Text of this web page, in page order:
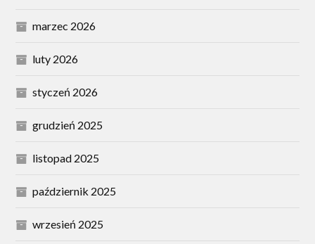
marzec 2026
luty 2026
styczeń 2026
grudzień 2025
listopad 2025
październik 2025
wrzesień 2025